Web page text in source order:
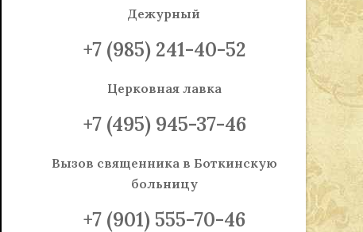
Дежурный
+7 (985) 241-40-52
Церковная лавка
+7 (495) 945-37-46
Вызов священника в Боткинскую
больницу
+7 (901) 555-70-46